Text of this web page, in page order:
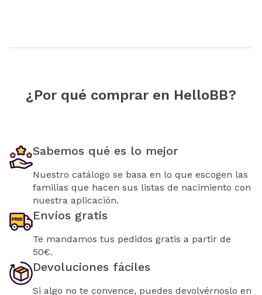
¿Por qué comprar en HelloBB?
Sabemos qué es lo mejor
Nuestro catálogo se basa en lo que escogen las
familias que hacen sus listas de nacimiento con
nuestra aplicación.
Envíos gratis
Te mandamos tus pedidos gratis a partir de
50€.
Devoluciones fáciles
Si algo no te convence, puedes devolvérnoslo en